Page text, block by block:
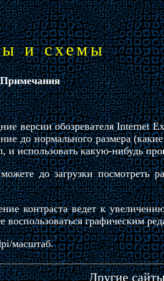
и схемы
Примечания
версии обозревателя Internet
до нормального размера
и использовать какую-нибудь
до загрузки посмотреть
контраста ведет к
графическим
масштаб.
Другие